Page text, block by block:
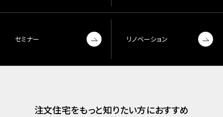
セミナー リノベーション
注文住宅をもっと知りたい方におすすめ